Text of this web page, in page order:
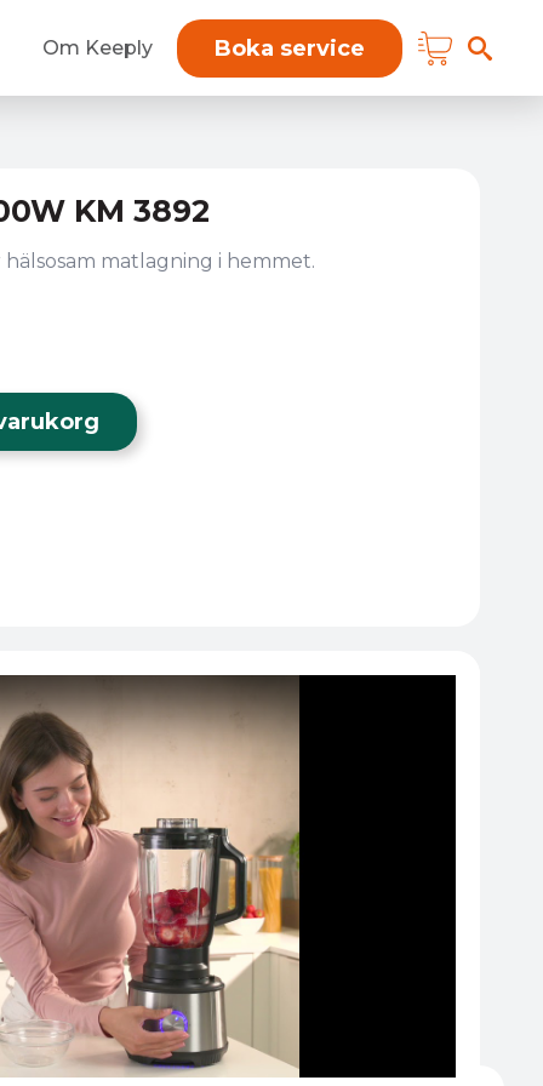
Om Keeply Boka service
KM 3892
matlagning i hemmet.